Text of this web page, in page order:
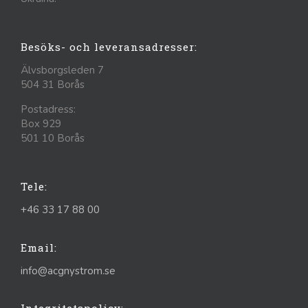
Besöks- och leveransadresser:
Älvsborgsleden 7
504 31 Borås
Postadress:
Box 929
501 10 Borås
Tele:
+46 33 17 88 00
Email:
info@acgnystrom.se